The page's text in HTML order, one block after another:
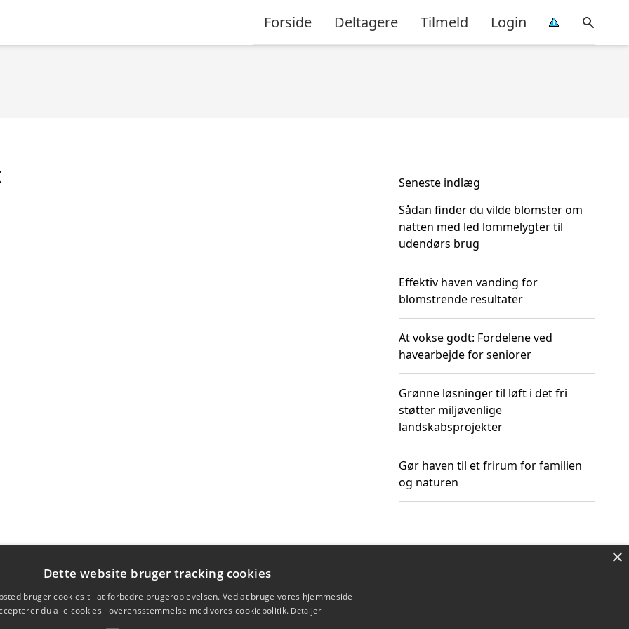
Forside Deltagere Tilmeld Login
Seneste indlæg
Sådan finder du vilde blomster om
natten med led lommelygter til
udendørs brug
Effektiv haven vanding for
blomstrende resultater
At vokse godt: Fordelene ved
havearbejde for seniorer
Grønne løsninger til løft i det fri
støtter miljøvenlige
landskabsprojekter
Gør haven til et frirum for familien
og naturen
×
Dette website bruger tracking cookies
bruger cookies til at forbedre brugeroplevelsen. Ved at bruge vores hjemmeside
du alle cookies i overensstemmelse med vores cookiepolitik. Detaljer